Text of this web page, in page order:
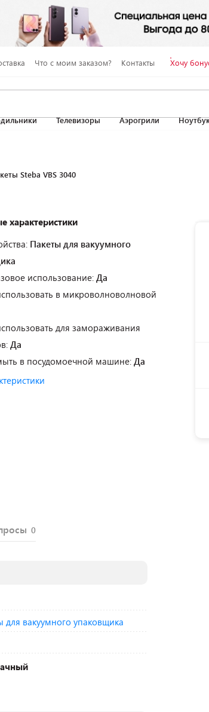
Что с моим заказом? Контакты Хочу
Телевизоры Аэрогрили
Steba VBS 3040
характеристики
Пакеты для вакуумного
использование: Да
в микроволноволновой
для замораживания
Да
в посудомоечной машине: Да
0
для вакуумного упаковщика